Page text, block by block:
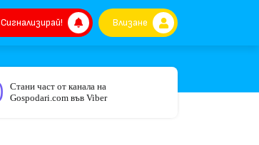
Сигнализирай! Влизане
Стани част от канала на
Gospodari.com във Viber